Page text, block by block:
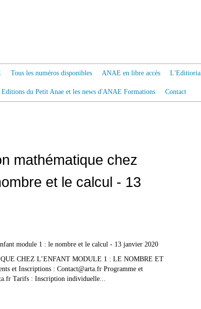
Tous les numéros disponibles ANAE en libre accès
du Petit Anae et les news d'ANAE Formations Contact
mathématique chez
et le calcul - 13
CHEZ L’ENFANT MODULE 1 : LE NOMBRE ET
et Inscriptions : Contact@arta.fr Programme et
Tarifs : Inscription individuelle...